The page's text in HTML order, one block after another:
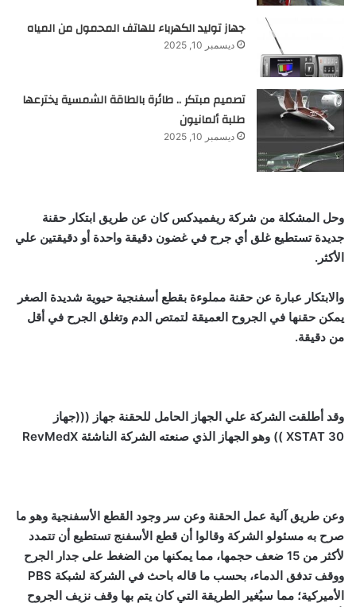
جهاز توليد الكهرباء للهاتف المحمول من المياه
ديسمبر 10, 2025
تصميم مبتكر .. طائرة بالطاقة الشمسية يخترعها
طلبة ألمانيون
ديسمبر 10, 2025
وحل المشكلة من شركة ريفميدكس كان عن طريق ابتكار حقنة
جديدة تستطيع غلق أي جرح في غضون دقيقة واحدة أو دقيقتين علي
الأكثر.
والابتكار عبارة عن حقنة مملوءة بقطع أسفنجية حيوية شديدة الصغر
يمكن حقنها في الجروح العميقة لتمتص الدم وتغلق الجرح في أقل
من دقيقة.
وقد أطلقت الشركة علي الجهاز الحامل للحقنة جهاز (((جهاز
XSTAT 30 )) وهو الجهاز الذي صنعته الشركة الناشئة RevMedX
وعن طريق آلية عمل الحقنة وعن سر وجود القطع الأسفنجية وهو ما
صرح به مسئولو الشركة وقالوا أن قطع الأسفنج تستطيع أن تتمدد
لأكثر من 15 ضعف حجمها، مما يمكنها من الضغط على جدار الجرح
ووقف تدفق الدماء، بحسب ما قاله باحث في الشركة لشبكة PBS
الأميركية؛ مما سيُغير الطريقة التي كان يتم بها وقف نزيف الجروح